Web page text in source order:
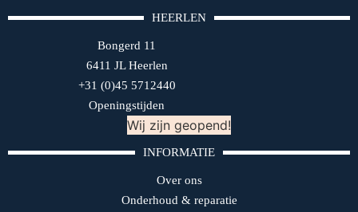
HEERLEN
Bongerd 11
6411 JL Heerlen
+31 (0)45 5712440
Openingstijden
Wij zijn geopend!
INFORMATIE
Over ons
Onderhoud & reparatie